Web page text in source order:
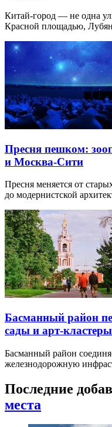
Китай-город — не одна
Красной площадью,
Пресня пешком:
и Москва-Сити
Пресня меняется от
до модернистской
Басманный район
сады и арт-кластеры
Басманный район
железнодорожную
Последние
места